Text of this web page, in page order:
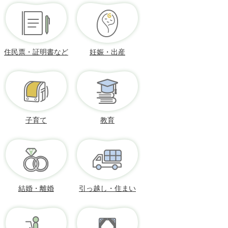
住民票・証明書など 妊娠・出産
子育て 教育
結婚・離婚 引っ越し・住まい